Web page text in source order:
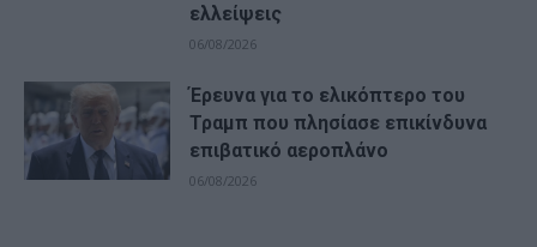
ελλείψεις
06/08/2026
Έρευνα για το ελικόπτερο του
Τραμπ που πλησίασε επικίνδυνα
επιβατικό αεροπλάνο
06/08/2026